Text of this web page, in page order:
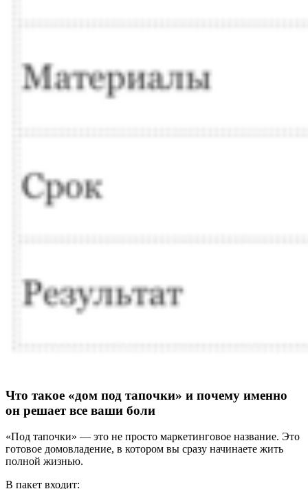
Что такое «дом под тапочки» и почему именно
он решает все ваши боли
«Под тапочки» — это не просто маркетинговое название. Это
готовое домовладение, в котором вы сразу начинаете жить
полной жизнью.
В пакет входит: